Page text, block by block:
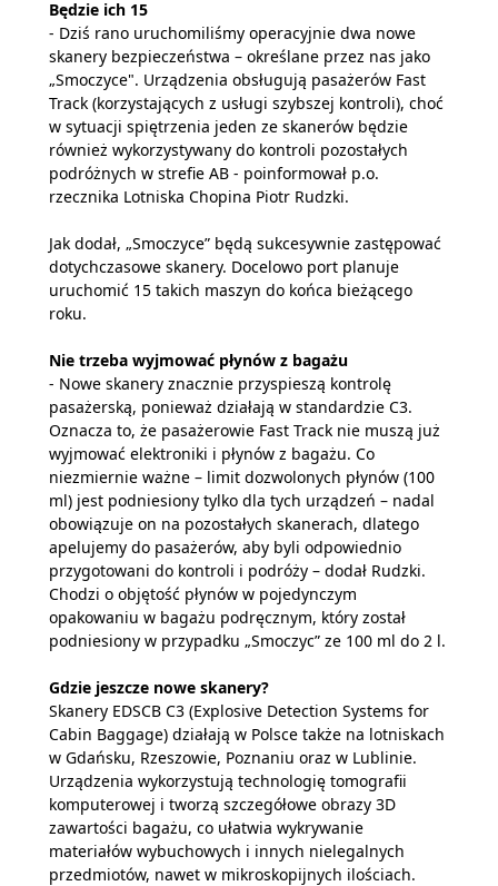
Będzie ich 15
- Dziś rano uruchomiliśmy operacyjnie dwa nowe
skanery bezpieczeństwa – określane przez nas jako
„Smoczyce". Urządzenia obsługują pasażerów Fast
Track (korzystających z usługi szybszej kontroli), choć
w sytuacji spiętrzenia jeden ze skanerów będzie
również wykorzystywany do kontroli pozostałych
podróżnych w strefie AB - poinformował p.o.
rzecznika Lotniska Chopina Piotr Rudzki.
Jak dodał, „Smoczyce” będą sukcesywnie zastępować
dotychczasowe skanery. Docelowo port planuje
uruchomić 15 takich maszyn do końca bieżącego
roku.
Nie trzeba wyjmować płynów z bagażu
- Nowe skanery znacznie przyspieszą kontrolę
pasażerską, ponieważ działają w standardzie C3.
Oznacza to, że pasażerowie Fast Track nie muszą już
wyjmować elektroniki i płynów z bagażu. Co
niezmiernie ważne – limit dozwolonych płynów (100
ml) jest podniesiony tylko dla tych urządzeń – nadal
obowiązuje on na pozostałych skanerach, dlatego
apelujemy do pasażerów, aby byli odpowiednio
przygotowani do kontroli i podróży – dodał Rudzki.
Chodzi o objętość płynów w pojedynczym
opakowaniu w bagażu podręcznym, który został
podniesiony w przypadku „Smoczyc” ze 100 ml do 2 l.
Gdzie jeszcze nowe skanery?
Skanery EDSCB C3 (Explosive Detection Systems for
Cabin Baggage) działają w Polsce także na lotniskach
w Gdańsku, Rzeszowie, Poznaniu oraz w Lublinie.
Urządzenia wykorzystują technologię tomografii
komputerowej i tworzą szczegółowe obrazy 3D
zawartości bagażu, co ułatwia wykrywanie
materiałów wybuchowych i innych nielegalnych
przedmiotów, nawet w mikroskopijnych ilościach.